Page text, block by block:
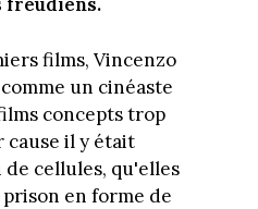
films, Vincenzo
un cinéaste
concepts trop
il y était
cellules, qu'elles
en forme de